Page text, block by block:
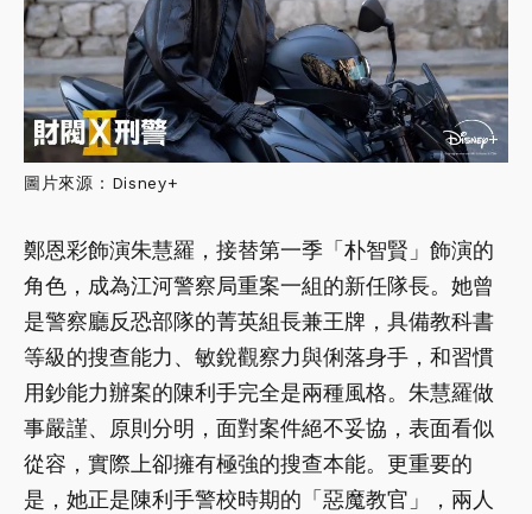
圖片來源：Disney+
鄭恩彩飾演朱慧羅，接替第一季「朴智賢」飾演的
角色，成為江河警察局重案一組的新任隊長。她曾
是警察廳反恐部隊的菁英組長兼王牌，具備教科書
等級的搜查能力、敏銳觀察力與俐落身手，和習慣
用鈔能力辦案的陳利手完全是兩種風格。朱慧羅做
事嚴謹、原則分明，面對案件絕不妥協，表面看似
從容，實際上卻擁有極強的搜查本能。更重要的
是，她正是陳利手警校時期的「惡魔教官」，兩人